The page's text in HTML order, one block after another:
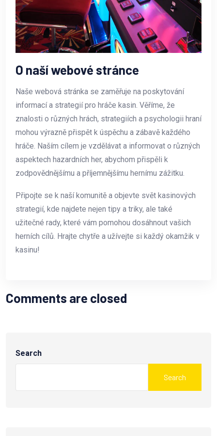
O naší webové stránce
Naše webová stránka se zaměřuje na poskytování
informací a strategií pro hráče kasin. Věříme, že
znalosti o různých hrách, strategiích a psychologii hraní
mohou výrazně přispět k úspěchu a zábavě každého
hráče. Naším cílem je vzdělávat a informovat o různých
aspektech hazardních her, abychom přispěli k
zodpovědnějšímu a příjemnějšímu hernímu zážitku.
Připojte se k naší komunitě a objevte svět kasinových
strategií, kde najdete nejen tipy a triky, ale také
užitečné rady, které vám pomohou dosáhnout vašich
herních cílů. Hrajte chytře a užívejte si každý okamžik v
kasinu!
Comments are closed
Search
Search